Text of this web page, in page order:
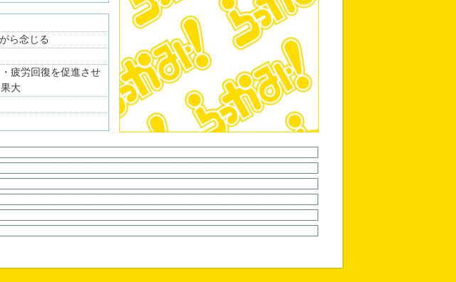
ら念じる
疲労回復を促進させ
大